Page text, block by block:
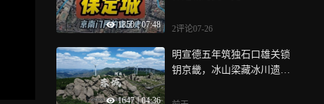
1850 | 07:48 2评论07-26
1647 | 04:36
明宣德五年筑独石口雄关锁
钥京畿，冰山梁藏冰川遗
姿，云州平湖润泽燕山南北